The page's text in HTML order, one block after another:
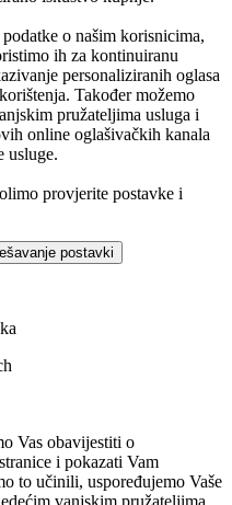
o našim korisnicima,
ih za kontinuiranu
personaliziranih oglasa
Također možemo
pružateljima usluga i
online oglašivačkih kanala
usluge.
provjerite postavke i
postavki
Vas obavijestiti o
i pokazati Vam
to učinili, uspoređujemo Vaše